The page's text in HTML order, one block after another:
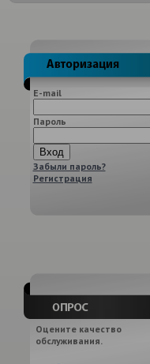
E-mail
Пароль
Забыли пароль?
Регистрация
Оцените качество
обслуживания.